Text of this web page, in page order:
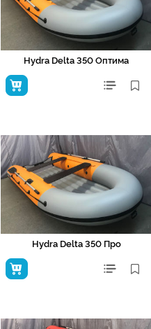
Hydra Delta 350 Оптима
Hydra Delta 350 Про